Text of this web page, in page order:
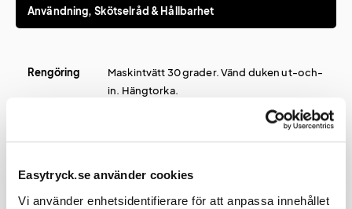
Easytryck.se använder cookies
Vi använder enhetsidentifierare för att anpassa innehållet
Användning, Skötselråd & Hållbarhet
Rengöring
Maskintvätt 30 grader. Vänd duken ut-och-
in. Hängtorka.
Inkluderat